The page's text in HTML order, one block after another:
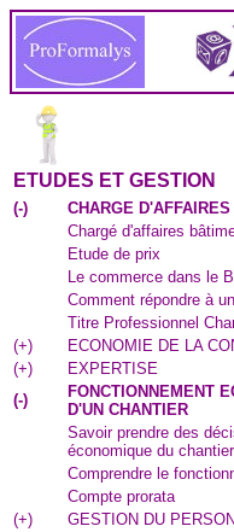
ETUDES ET GESTION
(-)
CHARGE D'AFFAIRES
Chargé d'affaires
Etude de prix
Le commerce dans le
Comment répondre à
Titre Professionnel
(+)
ECONOMIE DE LA
(+)
EXPERTISE
(-)
FONCTIONNEMENT
D'UN CHANTIER
Savoir prendre des
économique du chantier
Comprendre le
Compte prorata
(+)
GESTION DU